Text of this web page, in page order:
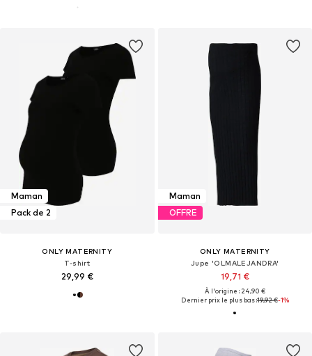
Maman
Pack de 2
ONLY MATERNITY
T-shirt
29,99 €
Maman
OFFRE
ONLY MATERNITY
Jupe 'OLMALEJANDRA'
19,71 €
À l'origine : 24,90 €
Dernier prix le plus bas :19,92 €-1%